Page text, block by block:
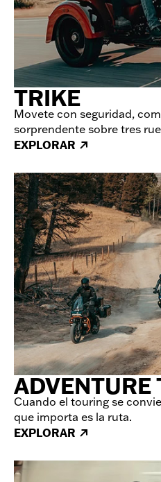
TRIKE
Movete con seguridad,
sorprendente sobre tres
EXPLORAR
ADVENTURE
Cuando el touring se
que importa es la ruta.
EXPLORAR